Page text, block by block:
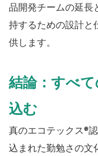
品開発チームの延長
持するための設計と
供します。
結論：すべ
込む
真のエコテックス®
込まれた勤勉さの文